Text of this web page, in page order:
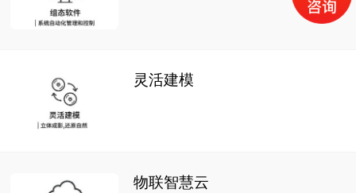
灵活建模
物联智慧云